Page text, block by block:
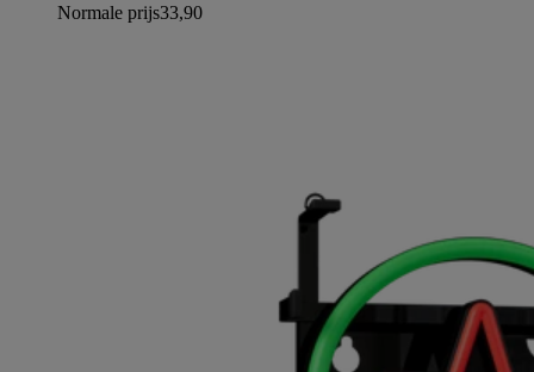
Normale prijs33,90